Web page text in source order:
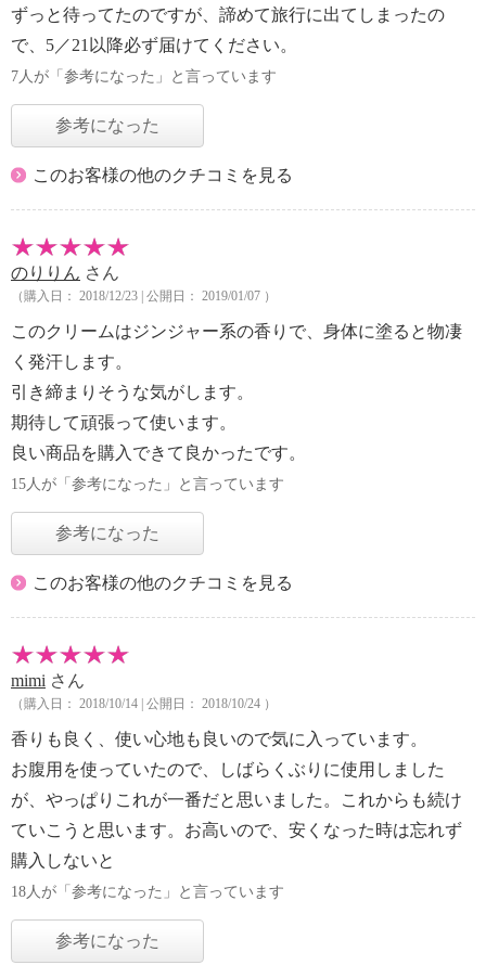
ずっと待ってたのですが、諦めて旅行に出てしまったの
で、5／21以降必ず届けてください。
7人が「参考になった」と言っています
参考になった
このお客様の他のクチコミを見る
のりりん さん
（購入日： 2018/12/23 | 公開日： 2019/01/07 ）
このクリームはジンジャー系の香りで、身体に塗ると物凄
く発汗します。
引き締まりそうな気がします。
期待して頑張って使います。
良い商品を購入できて良かったです。
15人が「参考になった」と言っています
参考になった
このお客様の他のクチコミを見る
mimi さん
（購入日： 2018/10/14 | 公開日： 2018/10/24 ）
香りも良く、使い心地も良いので気に入っています。
お腹用を使っていたので、しばらくぶりに使用しました
が、やっぱりこれが一番だと思いました。これからも続け
ていこうと思います。お高いので、安くなった時は忘れず
購入しないと
18人が「参考になった」と言っています
参考になった